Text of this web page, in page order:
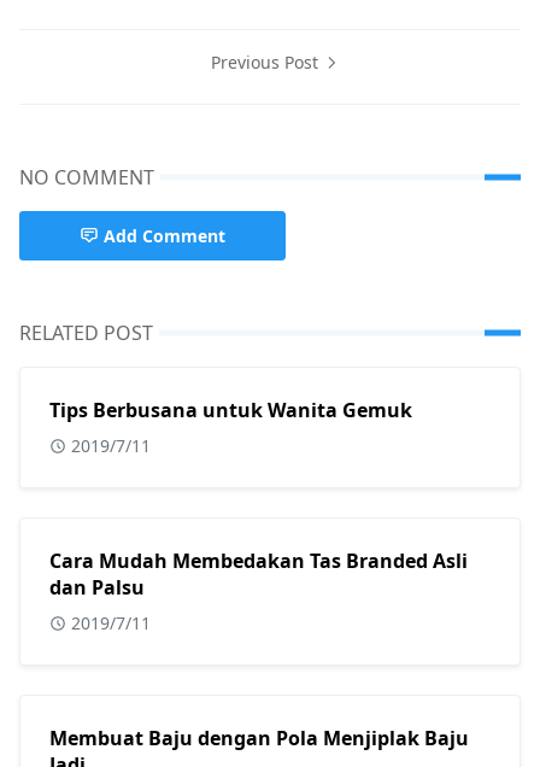
Previous Post
NO COMMENT
Add Comment
RELATED POST
Tips Berbusana untuk Wanita Gemuk
2019/7/11
Cara Mudah Membedakan Tas Branded Asli
dan Palsu
2019/7/11
Membuat Baju dengan Pola Menjiplak Baju